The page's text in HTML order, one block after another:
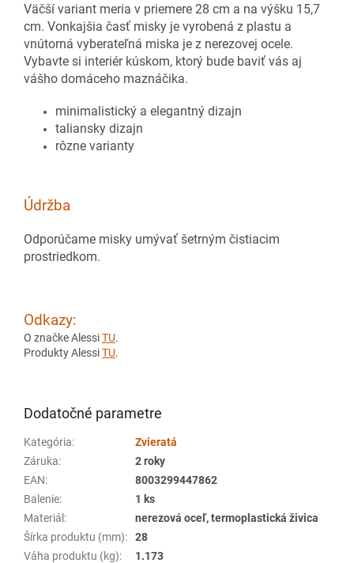
Väčší variant meria v priemere 28 cm a na výšku 15,7
cm. Vonkajšia časť misky je vyrobená z plastu a
vnútorná vyberateľná miska je z nerezovej ocele.
Vybavte si interiér kúskom, ktorý bude baviť vás aj
vášho domáceho maznáčika.
minimalistický a elegantný dizajn
taliansky dizajn
rôzne varianty
Údržba
Odporúčame misky umývať šetrným čistiacim
prostriedkom.
Odkazy:
O značke AlessiTU.
Produkty AlessiTU.
Dodatočné parametre
Kategória:
Zvieratá
Záruka:
2 roky
EAN:
8003299447862
Balenie:
1 ks
Materiál :
nerezová oceľ, termoplastická živica
Šírka produktu (mm):
28
Váha produktu (kg): 1.173